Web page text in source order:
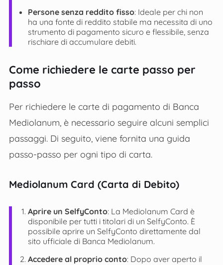
Persone senza reddito fisso: Ideale per chi non
ha una fonte di reddito stabile ma necessita di uno
strumento di pagamento sicuro e flessibile, senza
rischiare di accumulare debiti​.
Come richiedere le carte passo per
passo
Per richiedere le carte di pagamento di Banca
Mediolanum, è necessario seguire alcuni semplici
passaggi. Di seguito, viene fornita una guida
passo-passo per ogni tipo di carta.
Mediolanum Card (Carta di Debito)
Aprire un SelfyConto: La Mediolanum Card è
disponibile per tutti i titolari di un SelfyConto. È
possibile aprire un SelfyConto direttamente dal
sito ufficiale di Banca Mediolanum.
Accedere al proprio conto: Dopo aver aperto il